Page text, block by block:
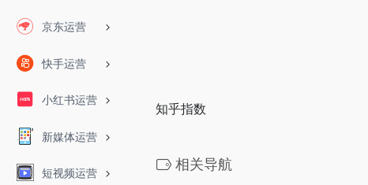
京东运营
快手运营
小红书运营
新媒体运营
短视频运营
知乎指数
相关导航